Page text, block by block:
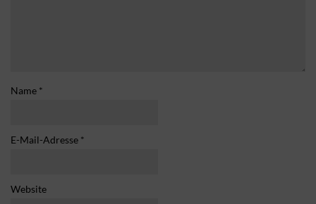
Name *
E-Mail-Adresse *
Website